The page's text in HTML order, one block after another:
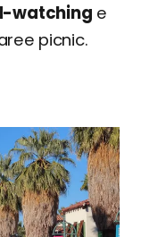
watching e
picnic.